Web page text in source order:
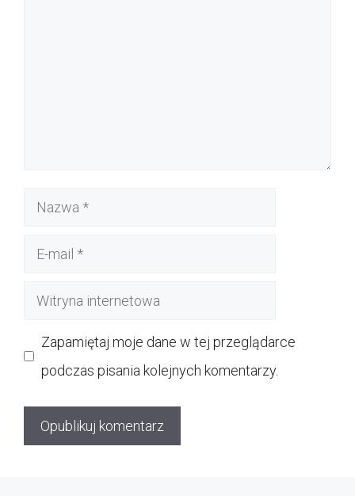
Nazwa
Witryna
Zapamiętaj moje dane w tej przeglądarce
podczas pisania kolejnych komentarzy.